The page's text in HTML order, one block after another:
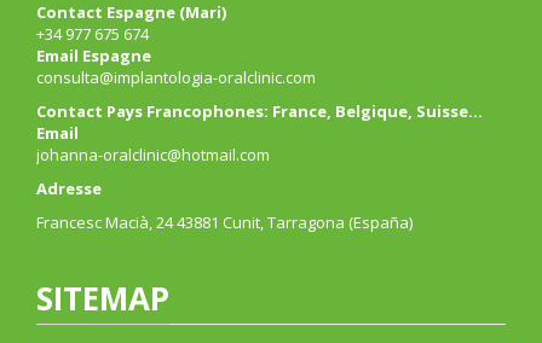
Contact Espagne (Mari)
+34 977 675 674
Email Espagne
consulta@implantologia-oralclinic.com
Contact Pays Francophones: France, Belgique, Suisse…
Email
johanna-oralclinic@hotmail.com
Adresse
Francesc Macià, 24 43881 Cunit, Tarragona (España)
SITEMAP